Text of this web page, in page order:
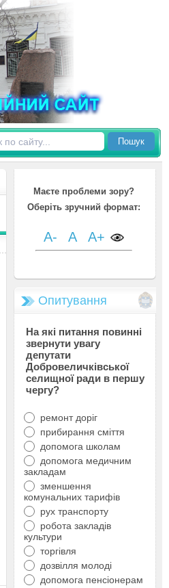
Пошук
Маєте проблеми зору?
Оберіть зручний формат:
A- A A+
Опитування
На які питання повинні
звернути увагу
депутати
Добровеличківської
селищної ради в першу
чергу?
ремонт доріг
прибирання сміття
допомога школам
допомога медичним
закладам
зменшення
комунальних тарифів
рух транспорту
робота закладів
культури
торгівля
дозвілля молоді
допомога пенсіонерам